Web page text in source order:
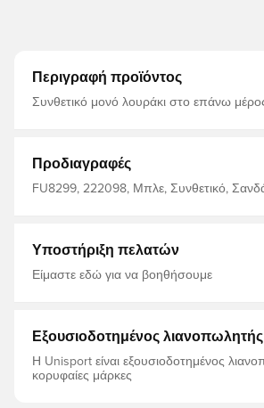
Περιγραφή προϊόντος
Συνθετικό μονό λουράκι στο επάνω
Πέλμα με περίγραμμα Η εξωτερική σόλα
ελαφριά άνεση
Προδιαγραφές
FU8299, 222098, Μπλε, Συνθετικό,
Υποστήριξη πελατών
Είμαστε εδώ για να βοηθήσουμε
Εξουσιοδοτημένος λιανοπωλητής
Η Unisport είναι εξουσιοδοτημένος
κορυφαίες μάρκες